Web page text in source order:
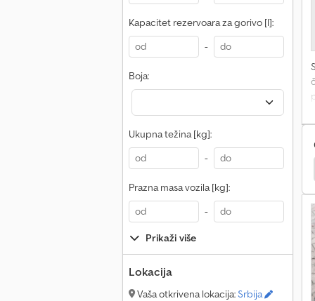
Kapacitet rezervoara za gorivo [l]:
-
Boja:
Ukupna težina [kg]:
-
Prazna masa vozila [kg]:
-
Prikaži više
Lokacija
Vaša otkrivena lokacija:Srbija
Yanmar B110W Jcb Traktori